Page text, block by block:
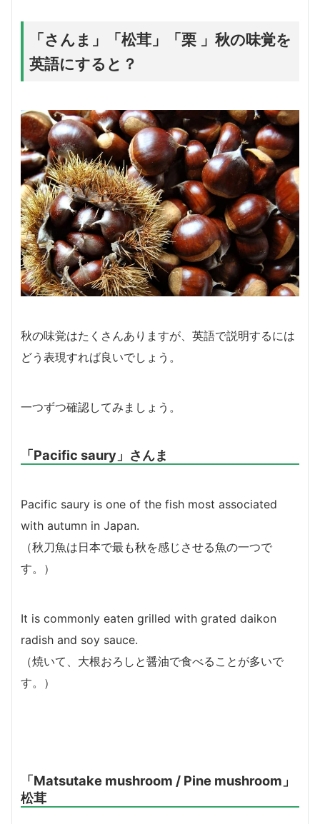
「さんま」「松茸」「栗 」秋の味覚を
英語にすると？
秋の味覚はたくさんありますが、英語で説明するには
どう表現すれば良いでしょう。
一つずつ確認してみましょう。
「Pacific saury」さんま
Pacific saury is one of the fish most associated
with autumn in Japan.
（秋刀魚は日本で最も秋を感じさせる魚の一つで
す。）
It is commonly eaten grilled with grated daikon
radish and soy sauce.
（焼いて、大根おろしと醤油で食べることが多いで
す。）
「Matsutake mushroom / Pine mushroom」
松茸